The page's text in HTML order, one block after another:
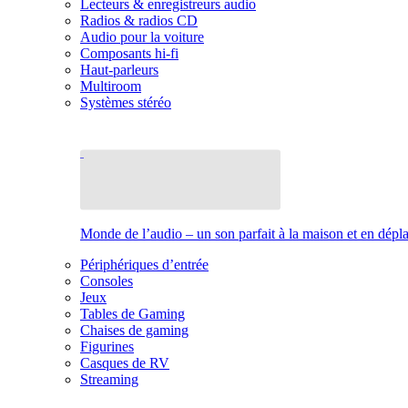
Lecteurs & enregistreurs audio
Radios & radios CD
Audio pour la voiture
Composants hi-fi
Haut-parleurs
Multiroom
Systèmes stéréo
Monde de l’audio – un son parfait à la maison et en
Périphériques d’entrée
Consoles
Jeux
Tables de Gaming
Chaises de gaming
Figurines
Casques de RV
Streaming